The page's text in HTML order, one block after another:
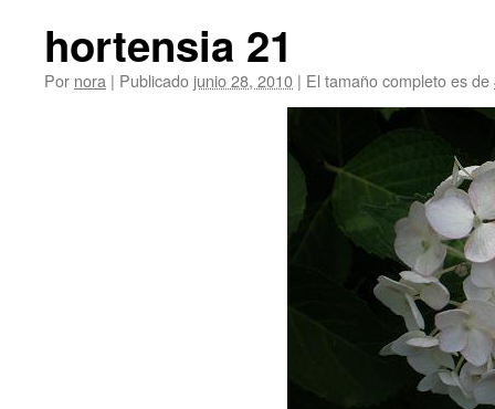
hortensia 21
Por nora | Publicado junio 28, 2010 | El tamaño completo es de